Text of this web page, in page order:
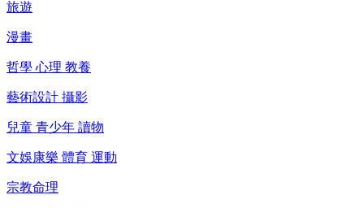
旅遊
漫畫
哲學 心理 教養
藝術設計 攝影
兒童 青少年 讀物
文娛康樂 體育 運動
宗教命理